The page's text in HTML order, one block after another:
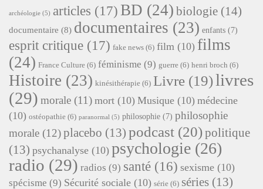
archéologie (5) articles (17) BD (24) biologie (14)
documentaire (8) documentaires (23) enfants (7)
esprit critique (17) fake news (6) film (10) films
(24) France Culture (6) féminisme (9) guerre (6) henri broch (6)
Histoire (23) kinésithérapie (6) Livre (19)livres
(29) morale (11) mort (10) Musique (10) médecine
(10) ostéopathie (6) paranormal (5) philosophie (7) philosophie
morale (12)placebo (13) podcast (20)politique
(13) psychanalyse (10) psychologie (26)
radio (29) radios (9) santé (16) sexisme (10)
spécisme (9) Sécurité sociale (10) série (6) séries (13)